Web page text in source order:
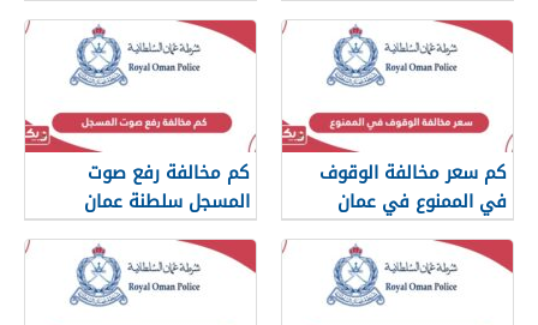
كم سعر مخالفة الوقوف
في الممنوع في عمان
كم مخالفة رفع صوت
المسجل سلطنة عمان